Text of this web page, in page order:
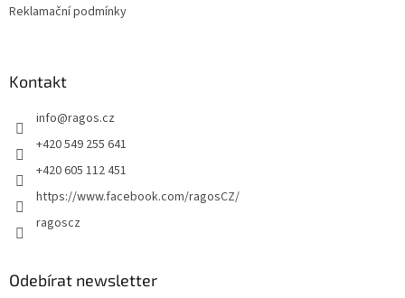
Reklamační podmínky
Kontakt
info@ragos.cz
+420 549 255 641
+420 605 112 451
https://www.facebook.com/ragosCZ/
ragoscz
Odebírat newsletter